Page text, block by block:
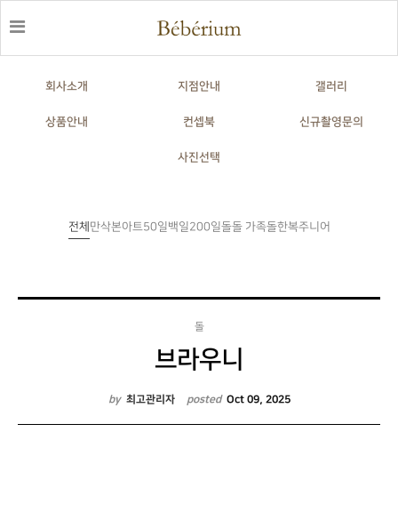
회사소개 지점안내 갤러리
상품안내 컨셉북 신규촬영문의
사진선택
전체 만삭본아트 50일 백일 200일돌돌 가족돌한복주니어
돌
브라우니
by 최고관리자 posted Oct 09, 2025